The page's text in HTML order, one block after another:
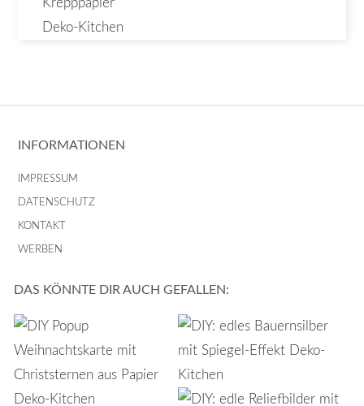
INFORMATIONEN
IMPRESSUM
DATENSCHUTZ
KONTAKT
WERBEN
DAS KÖNNTE DIR AUCH GEFALLEN: